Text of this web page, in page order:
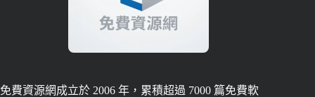
免費資源網成立於 2006 年，累積超過 7000 篇免費軟